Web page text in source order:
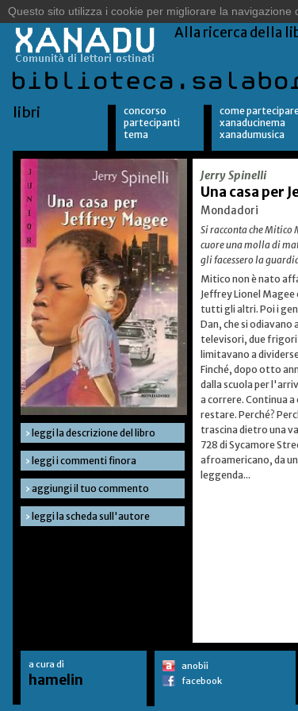
Sulle orme del
Alla ricerca della
libri
concorso
partecipanti
tema
come
xanaducinema
xanadumusica
› leggi la descrizione del libro
› leggi i commenti finora
› aggiungi il tuo commento
› leggi la scheda sull'autore
Jerry Spinelli
Una casa per
Mondadori
Si racconta che Mitico
cuore una molla di
gli facessero la
Mitico non è nato
Jeffrey Lionel
tutti gli altri. Poi i
Dan, che si odiavano
televisori, due
limitavano a
Finché, dopo otto
dalla scuola per
a correre. Continua
restare. Perché?
trascina dietro una
728 di Sycamore
afroamericano, da
leggenda...
a cura di
hamelin
anobii
facebook